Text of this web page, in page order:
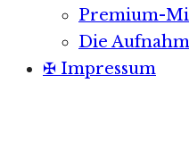
Premium-
Die
✠ Impressum